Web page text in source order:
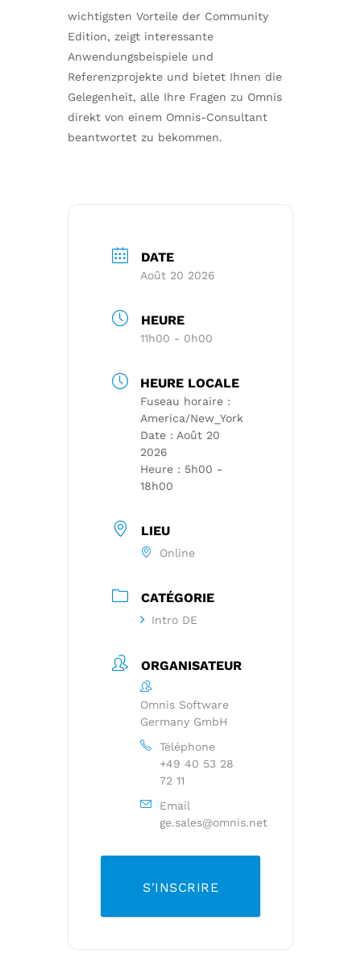
wichtigsten Vorteile der Community
Edition, zeigt interessante
Anwendungsbeispiele und
Referenzprojekte und bietet Ihnen die
Gelegenheit, alle Ihre Fragen zu Omnis
direkt von einem Omnis-Consultant
beantwortet zu bekommen.
DATE
Août 20 2026
HEURE
11h00 - 0h00
HEURE LOCALE
Fuseau horaire :
America/New_York
Date : Août 20
2026
Heure : 5h00 -
18h00
LIEU
Online
CATÉGORIE
Intro DE
ORGANISATEUR
Omnis Software
Germany GmbH
Téléphone
+49 40 53 28
72 11
Email
ge.sales@omnis.net
S'INSCRIRE